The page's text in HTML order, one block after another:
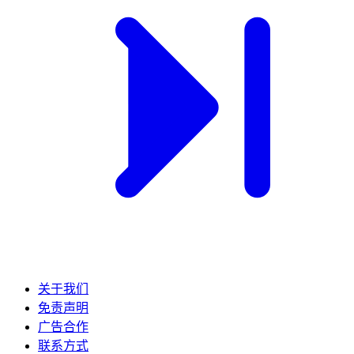
关于我们
免责声明
广告合作
联系方式